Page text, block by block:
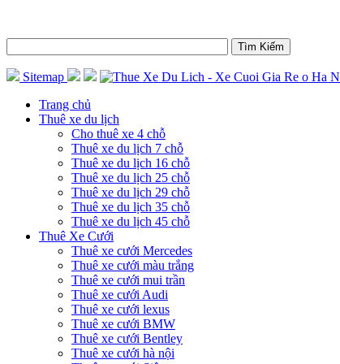
Sitemap
Trang chủ
Thuê xe du lịch
Cho thuê xe 4 chỗ
Thuê xe du lịch 7 chỗ
Thuê xe du lịch 16 chỗ
Thuê xe du lịch 25 chỗ
Thuê xe du lịch 29 chỗ
Thuê xe du lịch 35 chỗ
Thuê xe du lịch 45 chỗ
Thuê Xe Cưới
Thuê xe cưới Mercedes
Thuê xe cưới màu trắng
Thuê xe cưới mui trần
Thuê xe cưới Audi
Thuê xe cưới lexus
Thuê xe cưới BMW
Thuê xe cưới Bentley
Thuê xe cưới hà nội